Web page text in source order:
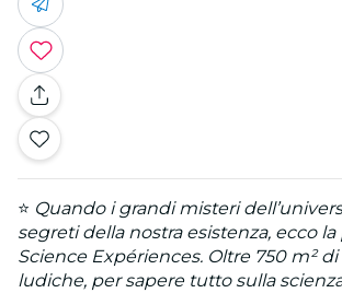
⭐ Quando i grandi misteri
segreti della nostra esistenza, ecco
Science Expériences. Oltre 750 m²
ludiche, per sapere tutto sulla